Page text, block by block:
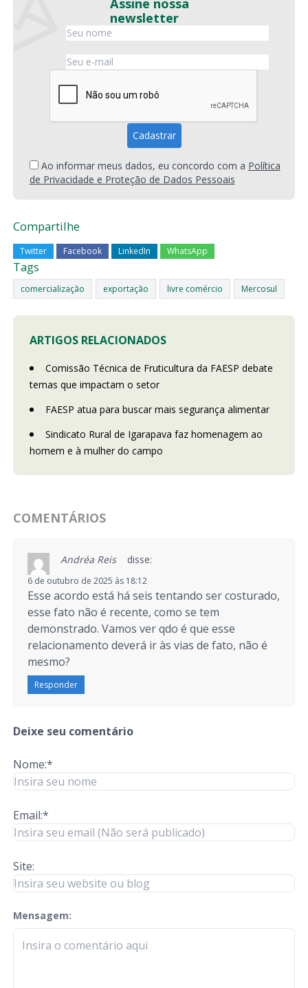
Assine nossa
newsletter
Ao informar meus dados, eu concordo com a Política
de Privacidade e Proteção de Dados Pessoais
Compartilhe
Twitter Facebook LinkedIn WhatsApp
Tags
comercialização exportação livre comércio Mercosul
ARTIGOS RELACIONADOS
Comissão Técnica de Fruticultura da FAESP debate
temas que impactam o setor
FAESP atua para buscar mais segurança alimentar
Sindicato Rural de Igarapava faz homenagem ao
homem e à mulher do campo
COMENTÁRIOS
Andréa Reis disse:
6 de outubro de 2025 às 18:12
Esse acordo está há seis tentando ser costurado,
esse fato não é recente, como se tem
demonstrado. Vamos ver qdo é que esse
relacionamento deverá ir às vias de fato, não é
mesmo?
Responder
Deixe seu comentário
Nome:*
Email:*
Site:
Mensagem:
check-terms